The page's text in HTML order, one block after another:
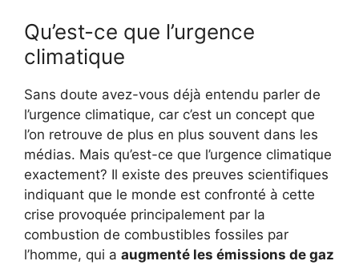
Qu’est-ce que l’urgence
climatique
Sans doute avez-vous déjà entendu parler de
l’urgence climatique, car c’est un concept que
l’on retrouve de plus en plus souvent dans les
médias. Mais qu’est-ce que l’urgence climatique
exactement? Il existe des preuves scientifiques
indiquant que le monde est confronté à cette
crise provoquée principalement par la
combustion de combustibles fossiles par
l’homme, qui a augmenté les émissions de gaz